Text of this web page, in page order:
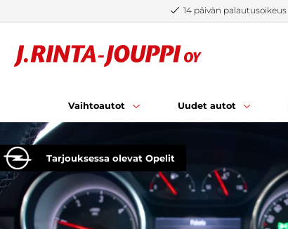
14 päivän palautusoikeus
Vaihtoautot Uudet autot
Tarjouksessa olevat Opelit